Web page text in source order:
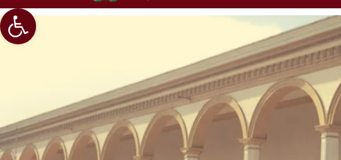
Abrir barra de herramientas